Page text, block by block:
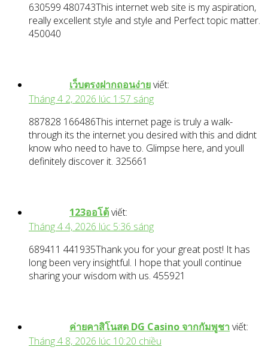
630599 480743This internet web site is my aspiration,
really excellent style and style and Perfect topic matter.
450040
เว็บตรงฝากถอนง่ายviết:
Tháng 4 2, 2026 lúc 1:57 sáng
887828 166486This internet page is truly a walk-
through its the internet you desired with this and didnt
know who need to have to. Glimpse here, and youll
definitely discover it. 325661
123ออโต้viết:
Tháng 4 4, 2026 lúc 5:36 sáng
689411 441935Thank you for your great post! It has
long been very insightful. I hope that youll continue
sharing your wisdom with us. 455921
ค่ายคาสิโนสด DG Casino จากกัมพูชา viết:
Tháng 4 8, 2026 lúc 10:20 chiều